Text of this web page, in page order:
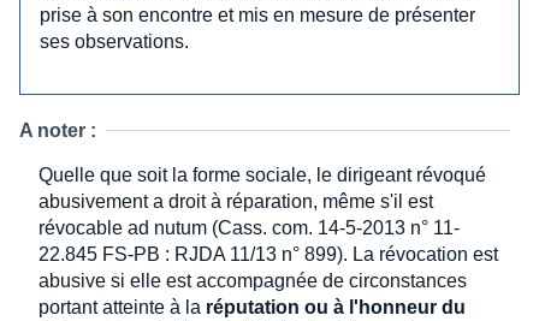
prise à son encontre et mis en mesure de présenter
ses observations.
A noter :
Quelle que soit la forme sociale, le dirigeant révoqué
abusivement a droit à réparation, même s'il est
révocable ad nutum (Cass. com. 14-5-2013 n° 11-
22.845 FS-PB : RJDA 11/13 n° 899). La révocation est
abusive si elle est accompagnée de circonstances
portant atteinte à la réputation ou à l'honneur du